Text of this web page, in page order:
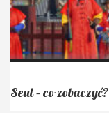
Seul – co